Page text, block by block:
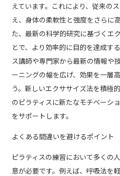
えています。これにより、従来の
え、身体の柔軟性と強度をさらに
た、最新の科学的研究に基づくエ
とで、より効率的に目的を達成す
ス講師や専門家から最新の情報や
ーニングの幅を広げ、効果を一層
う。新しいエクササイズ法を積極
のピラティスに新たなモチベーシ
をサポートします。
よくある間違いを避けるポイント
ピラティスの練習において多くの
意が必要です。例えば、呼吸法を